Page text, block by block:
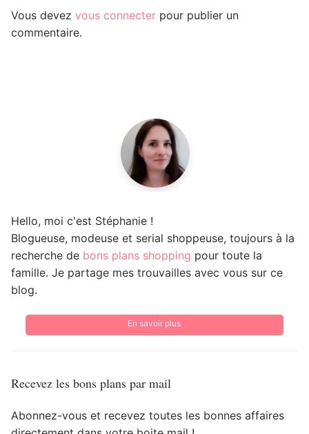
Vous devez vous connecter pour publier un
commentaire.
Hello, moi c'est Stéphanie !
Blogueuse, modeuse et serial shoppeuse, toujours à la
recherche de bons plans shopping pour toute la
famille. Je partage mes trouvailles avec vous sur ce
blog.
En savoir plus
Recevez les bons plans par mail
Abonnez-vous et recevez toutes les bonnes affaires